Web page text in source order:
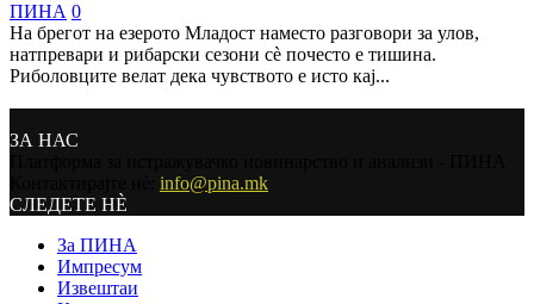
ПИНА 0
На брегот на езерото Младост наместо разговори за улов,
натпревари и рибарски сезони сè почесто е тишина.
Риболовците велат дека чувството е исто кај...
ЗА НАС
info@pina.mk
СЛЕДЕТЕ НЀ
За ПИНА
Импресум
Извештаи